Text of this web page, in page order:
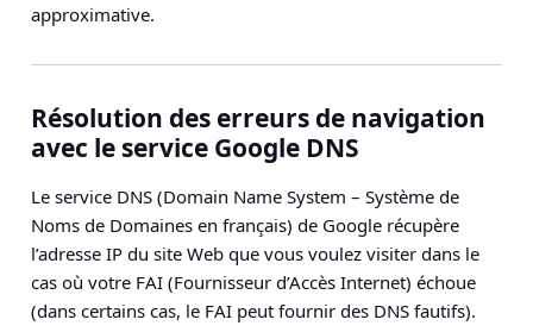
approximative.
Résolution des erreurs de navigation
avec le service Google DNS
Le service DNS (Domain Name System – Système de
Noms de Domaines en français) de Google récupère
l’adresse IP du site Web que vous voulez visiter dans le
cas où votre FAI (Fournisseur d’Accès Internet) échoue
(dans certains cas, le FAI peut fournir des DNS fautifs).